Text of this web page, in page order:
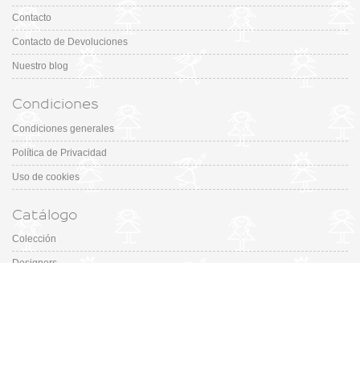
Contacto
Contacto de Devoluciones
Nuestro blog
Condiciones
Condiciones generales
Política de Privacidad
Uso de cookies
Catálogo
Colección
Designers